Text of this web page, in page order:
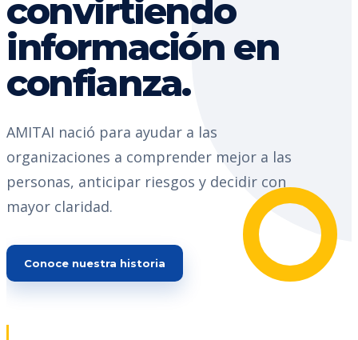
convirtiendo
información en
confianza.
AMITAI nació para ayudar a las
organizaciones a comprender mejor a las
personas, anticipar riesgos y decidir con
mayor claridad.
Conoce nuestra historia